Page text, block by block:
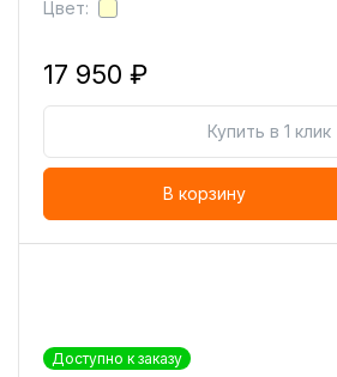
Цвет:
17 950 ₽
Купить в 1 клик
В корзину
Доступно к заказу